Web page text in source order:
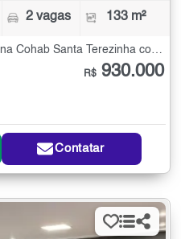
2 vagas 133 m²
R$ 930.000
Contatar